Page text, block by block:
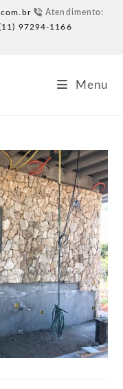
Atendimento:
97294-1166
Menu